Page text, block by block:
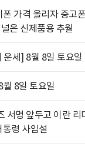
가격 올리자 중고
은 신제품용 추월
운세] 8월 8일 토요일
8일 토요일
서명 앞두고 이란
령 사임설